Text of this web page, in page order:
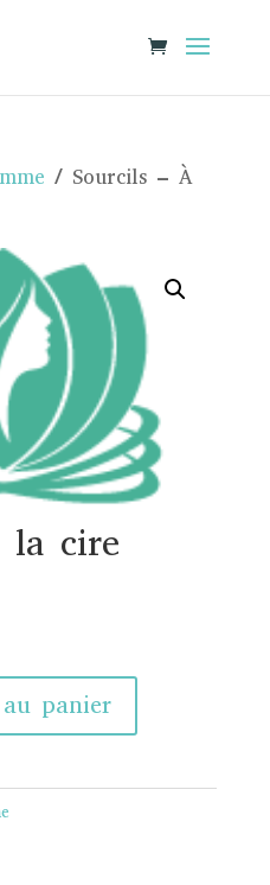
/ Sourcils – À
la cire
panier